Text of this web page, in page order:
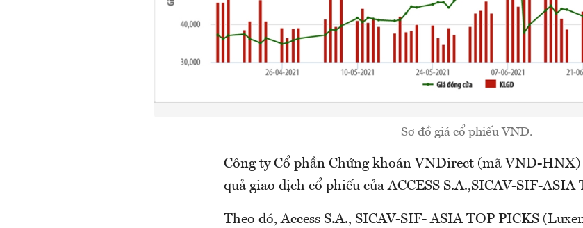
Sơ đồ giá cổ phiếu VND.
Công ty Cổ phần Chứng khoán VNDirect (mã VND-HNX)
quả giao dịch cổ phiếu của ACCESS S.A.,SICAV-SIF-ASIA
Theo đó, Access S.A., SICAV-SIF- ASIA TOP PICKS